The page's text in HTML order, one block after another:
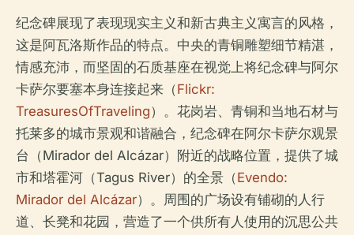
纪念碑展现了表现现实主义和新古典主义寓言的风格，
这是阿瓦洛斯作品的特点。中央的青铜雕塑细节精湛，
情感充沛，而坚固的石质基座在视觉上将纪念碑与阿尔
卡萨尔要塞本身连接起来（Flickr:
TreasuresOfTraveling）。花岗岩、青铜和当地石材与
托莱多的城市景观和谐融合，纪念碑在阿尔卡萨尔观景
台（Mirador del Alcázar）附近的战略位置，提供了城
市和塔霍河（Tagus River）的全景（Evendo:
Mirador del Alcázar）。周围的广场设有铺砌的人行
道、长凳和花园，营造了一个供所有人使用的沉思公共